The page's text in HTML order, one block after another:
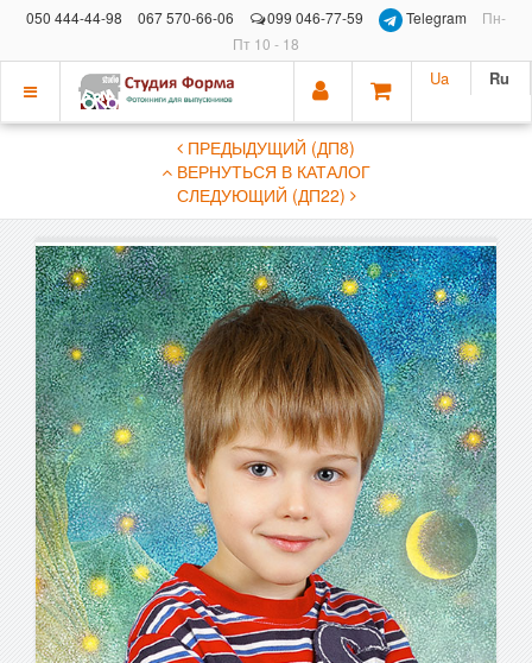
050 444-44-98 067 570-66-06 099 046-77-59 Telegram
Пн-
Пт 10 - 18
Показать
Ua Ru
ПРЕДЫДУЩИЙ (ДП8)
ВЕРНУТЬСЯ В КАТАЛОГ
СЛЕДУЮЩИЙ (ДП22)